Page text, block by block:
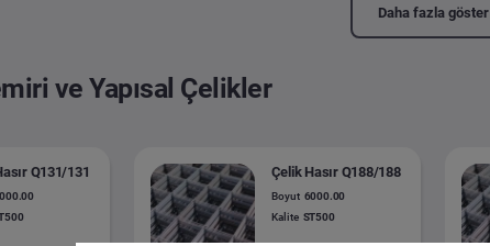
Daha fazla göster
ve Yapısal Çelikler
Q131/131 Çelik Hasır Q188/188
Boyut 6000.00
Kalite ST500